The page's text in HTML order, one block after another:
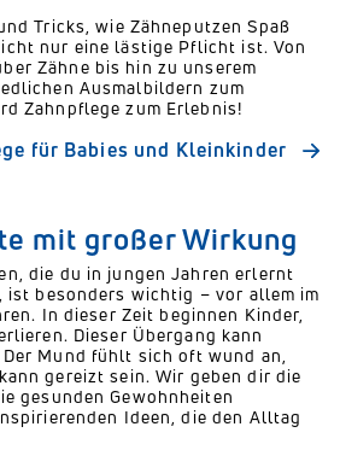
Tricks, wie Zähneputzen Spaß
nur eine lästige Pflicht ist. Von
Zähne bis hin zu unserem
Ausmalbildern zum
Zahnpflege zum Erlebnis!
für Babies und Kleinkinder
mit großer Wirkung
die du in jungen Jahren erlernt
ist besonders wichtig – vor allem im
In dieser Zeit beginnen Kinder,
Dieser Übergang kann
Mund fühlt sich oft wund an,
gereizt sein. Wir geben dir die
gesunden Gewohnheiten
Ideen, die den Alltag